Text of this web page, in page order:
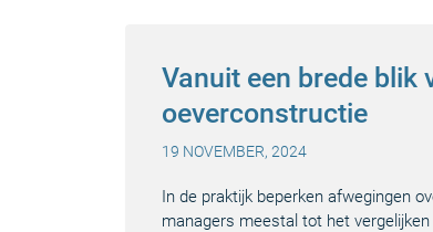
Vanuit een brede blik
oeverconstructie
19 NOVEMBER, 2024
In de praktijk beperken afwegingen
managers meestal tot het